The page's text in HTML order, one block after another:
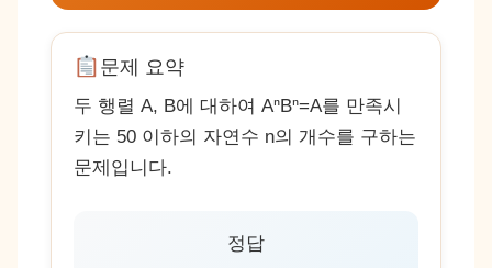
문제 요약
두 행렬 A, B에 대하여 AⁿBⁿ=A를 만족시
키는 50 이하의 자연수 n의 개수를 구하는
문제입니다.
정답